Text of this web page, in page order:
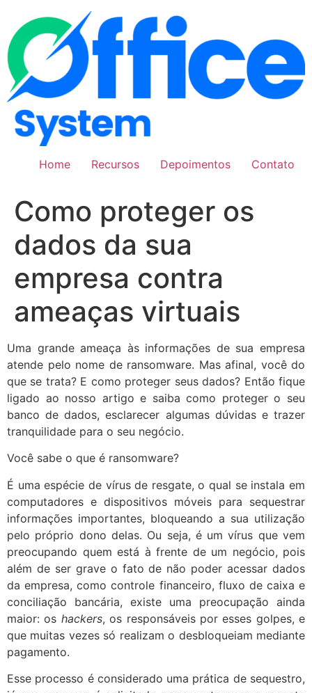
para
conteúdo
Home Recursos Depoimentos Contato
Como proteger os
dados da sua
empresa contra
ameaças virtuais
Uma grande ameaça às informações de sua empresa
atende pelo nome de ransomware. Mas afinal, você do
que se trata? E como proteger seus dados? Então fique
ligado ao nosso artigo e saiba como proteger o seu
banco de dados, esclarecer algumas dúvidas e trazer
tranquilidade para o seu negócio.
Você sabe o que é ransomware?
É uma espécie de vírus de resgate, o qual se instala em
computadores e dispositivos móveis para sequestrar
informações importantes, bloqueando a sua utilização
pelo próprio dono delas. Ou seja, é um vírus que vem
preocupando quem está à frente de um negócio, pois
além de ser grave o fato de não poder acessar dados
da empresa, como controle financeiro, fluxo de caixa e
conciliação bancária, existe uma preocupação ainda
maior: os hackers, os responsáveis por esses golpes, e
que muitas vezes só realizam o desbloqueiam mediante
pagamento.
Esse processo é considerado uma prática de sequestro,